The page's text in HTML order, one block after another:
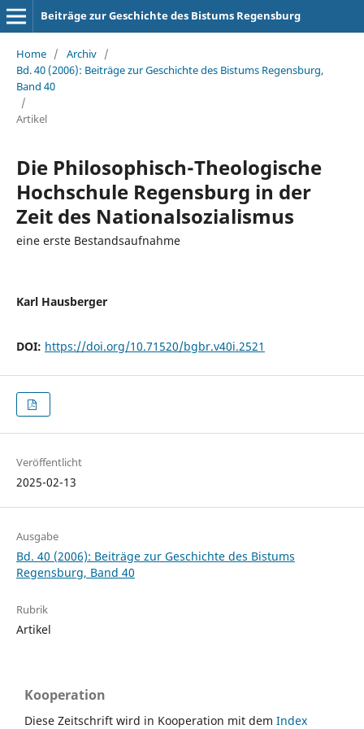
Beiträge zur Geschichte des Bistums Regensburg
Home / Archiv /
Bd. 40 (2006): Beiträge zur Geschichte des Bistums Regensburg,
Band 40
/
Artikel
Die Philosophisch-Theologische
Hochschule Regensburg in der
Zeit des Nationalsozialismus
eine erste Bestandsaufnahme
Karl Hausberger
DOI: https://doi.org/10.71520/bgbr.v40i.2521
Veröffentlicht
2025-02-13
Ausgabe
Bd. 40 (2006): Beiträge zur Geschichte des Bistums
Regensburg, Band 40
Rubrik
Artikel
Kooperation
Diese Zeitschrift wird in Kooperation mit dem Index